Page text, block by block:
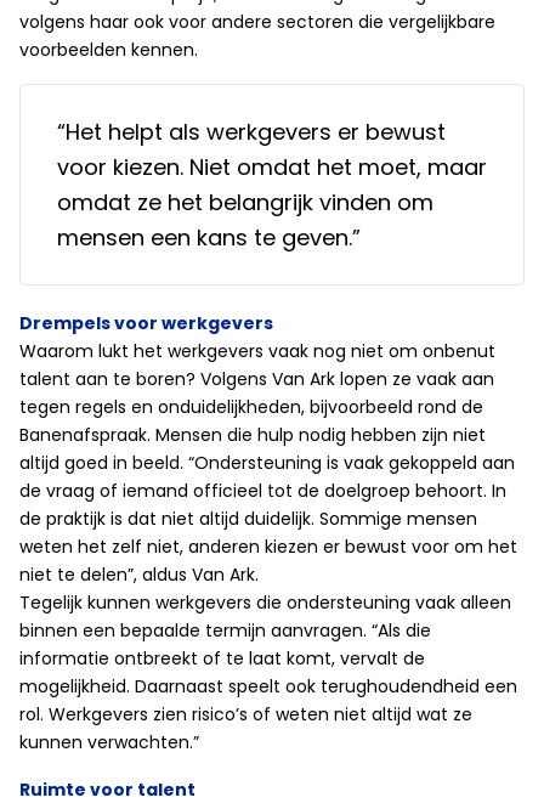
volgens haar ook voor andere sectoren die vergelijkbare
voorbeelden kennen.
“Het helpt als werkgevers er bewust
voor kiezen. Niet omdat het moet, maar
omdat ze het belangrijk vinden om
mensen een kans te geven.”
Drempels voor werkgevers
Waarom lukt het werkgevers vaak nog niet om onbenut
talent aan te boren? Volgens Van Ark lopen ze vaak aan
tegen regels en onduidelijkheden, bijvoorbeeld rond de
Banenafspraak. Mensen die hulp nodig hebben zijn niet
altijd goed in beeld. “Ondersteuning is vaak gekoppeld aan
de vraag of iemand officieel tot de doelgroep behoort. In
de praktijk is dat niet altijd duidelijk. Sommige mensen
weten het zelf niet, anderen kiezen er bewust voor om het
niet te delen”, aldus Van Ark.
Tegelijk kunnen werkgevers die ondersteuning vaak alleen
binnen een bepaalde termijn aanvragen. “Als die
informatie ontbreekt of te laat komt, vervalt de
mogelijkheid. Daarnaast speelt ook terughoudendheid een
rol. Werkgevers zien risico’s of weten niet altijd wat ze
kunnen verwachten.”
Ruimte voor talent